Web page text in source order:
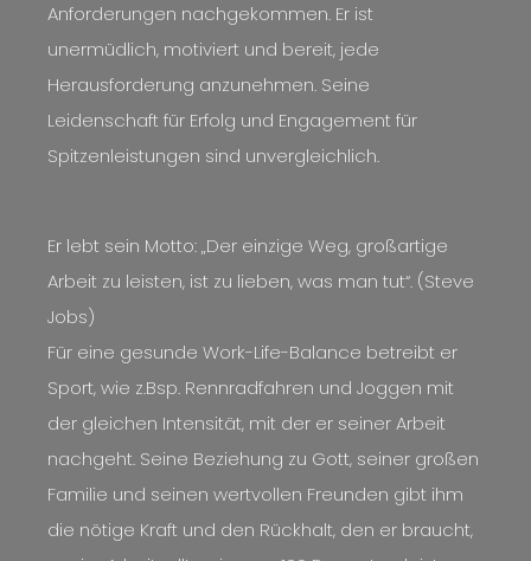
Anforderungen nachgekommen. Er ist
unermüdlich, motiviert und bereit, jede
Herausforderung anzunehmen. Seine
Leidenschaft für Erfolg und Engagement für
Spitzenleistungen sind unvergleichlich.
Er lebt sein Motto: „Der einzige Weg, großartige
Arbeit zu leisten, ist zu lieben, was man tut“. (Steve
Jobs)
Für eine gesunde Work-Life-Balance betreibt er
Sport, wie z.Bsp. Rennradfahren und Joggen mit
der gleichen Intensität, mit der er seiner Arbeit
nachgeht. Seine Beziehung zu Gott, seiner großen
Familie und seinen wertvollen Freunden gibt ihm
die nötige Kraft und den Rückhalt, den er braucht,